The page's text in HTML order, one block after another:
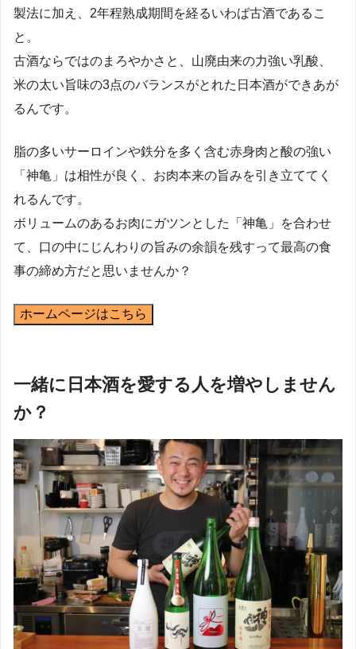
製法に加え、2年程熟成期間を経るいわば古酒であるこ
と。
古酒ならではのまろやかさと、山廃由来の力強い乳酸、
米の太い旨味の3点のバランスがとれた日本酒ができあが
るんです。
脂の多いサーロインや鉄分を多く含む赤身肉と酸の強い
「神亀」は相性が良く、お肉本来の旨みを引き立ててく
れるんです。
ボリュームのあるお肉にガツンとした「神亀」を合わせ
て、口の中にじんわりの旨みの余韻を残すって最高の食
事の締め方だと思いませんか？
ホームページはこちら
一緒に日本酒を愛する人を増やしません
か？